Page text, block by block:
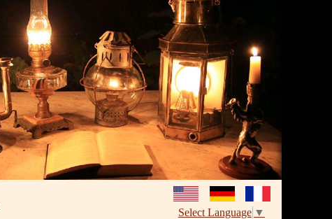
Select Language ▼